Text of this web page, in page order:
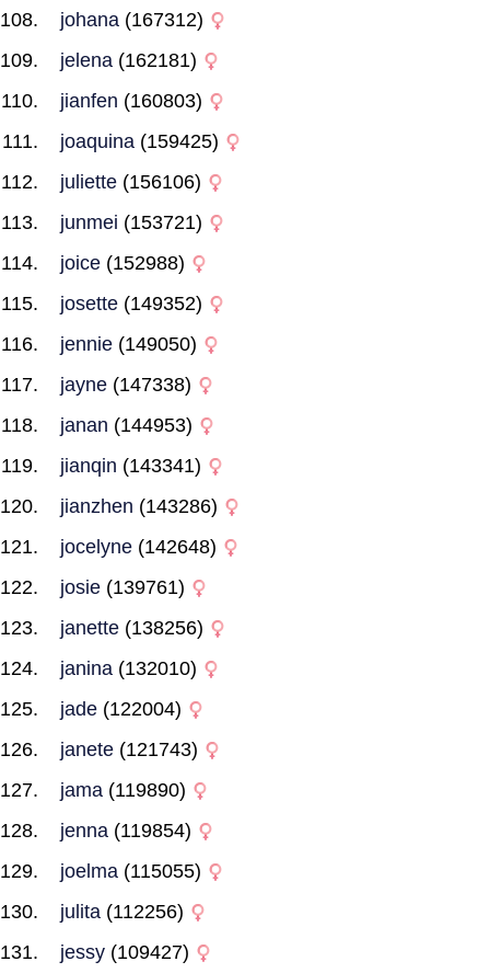
johana (167312)
jelena (162181)
jianfen (160803)
joaquina (159425)
juliette (156106)
junmei (153721)
joice (152988)
josette (149352)
jennie (149050)
jayne (147338)
janan (144953)
jianqin (143341)
jianzhen (143286)
jocelyne (142648)
josie (139761)
janette (138256)
janina (132010)
jade (122004)
janete (121743)
jama (119890)
jenna (119854)
joelma (115055)
julita (112256)
jessy (109427)